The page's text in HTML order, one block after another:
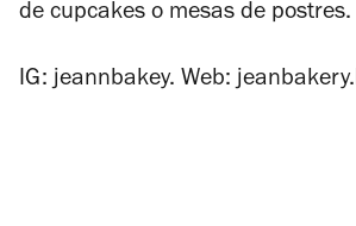
de cupcakes o mesas de postres.
IG: jeannbakey. Web: